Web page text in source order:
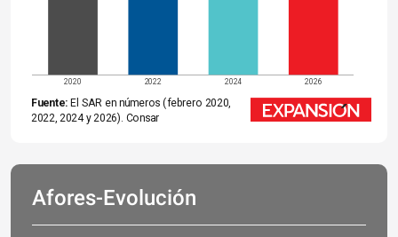
2020 2022 2024 2026
Fuente: El SAR en números (febrero 2020,
2022, 2024 y 2026). Consar
Afores-Evolución